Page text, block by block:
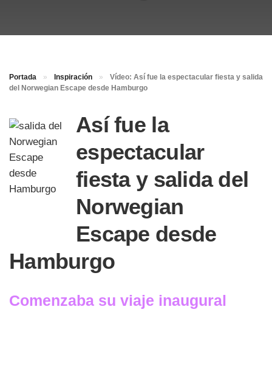
Portada » Inspiración »
Vídeo: Así fue la espectacular fiesta y salida
del Norwegian Escape desde Hamburgo
Así fue la
espectacular
fiesta y salida del
Norwegian
Escape desde
Hamburgo
Comenzaba su viaje inaugural